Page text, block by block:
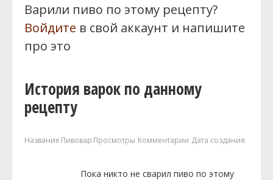
Варили пиво по этому рецепту?
Войдите в свой аккаунт и напишите
про это
История варок по данному
рецепту
Название Пивовар Просмотры Комментарии Дата создания
Пока никто не сварил пиво по этому